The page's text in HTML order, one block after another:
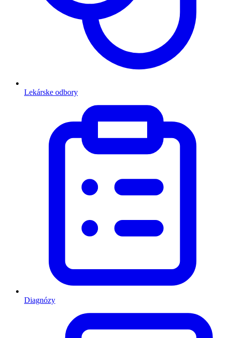
Lekárske odbory
Diagnózy